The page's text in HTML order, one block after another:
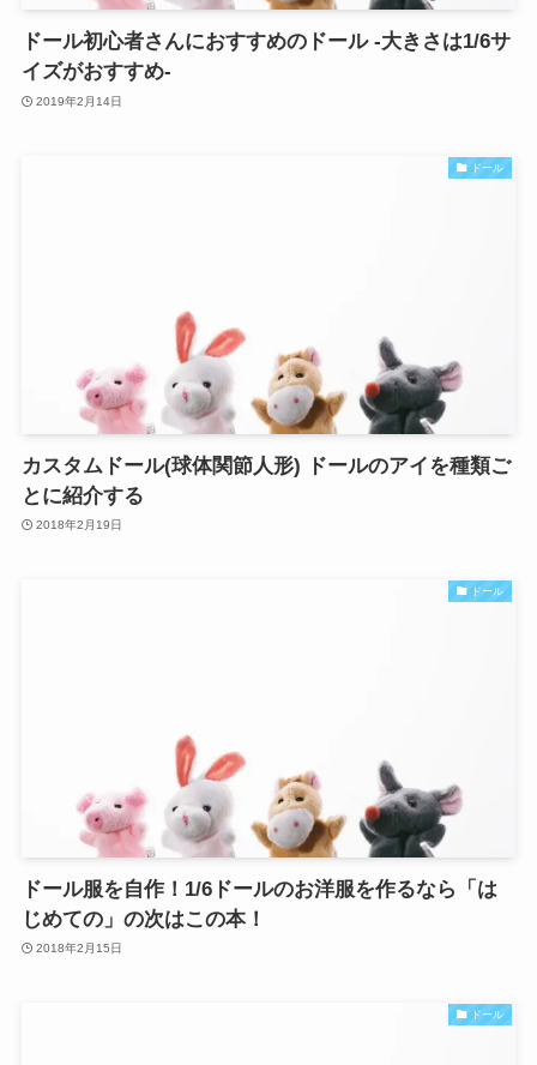
ドール初心者さんにおすすめのドール -大きさは1/6サ
イズがおすすめ-
2019年2月14日
ドール
カスタムドール(球体関節人形) ドールのアイを種類ご
とに紹介する
2018年2月19日
ドール
ドール服を自作！1/6ドールのお洋服を作るなら「は
じめての」の次はこの本！
2018年2月15日
ドール